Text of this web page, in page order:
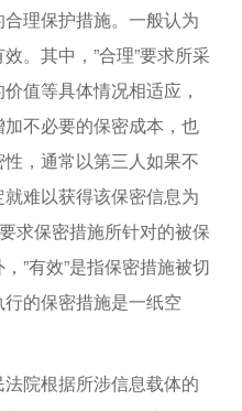
理保护措施。一般认为
。其中，”合理”要求所采
值等具体情况相适应，
不必要的保密成本，也
，通常以第三人如果不
难以获得该保密信息为
求保密措施所针对的被保
”有效”是指保密措施被切
的保密措施是一纸空
院根据所涉信息载体的